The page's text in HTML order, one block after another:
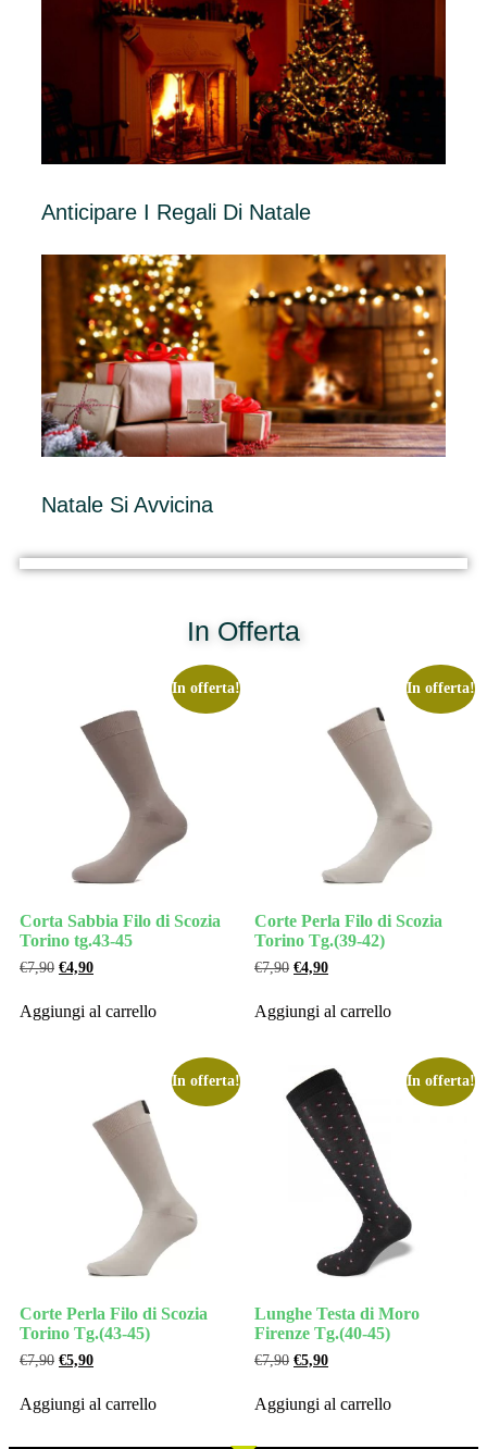
Anticipare I Regali Di Natale
Natale Si Avvicina
In Offerta
In offerta!
Corta Sabbia Filo di Scozia
Torino tg.43-45
€7,90 €4,90
Aggiungi al carrello
In offerta!
Corte Perla Filo di Scozia
Torino Tg.(39-42)
€7,90 €4,90
Aggiungi al carrello
In offerta!
Corte Perla Filo di Scozia
Torino Tg.(43-45)
€7,90 €5,90
Aggiungi al carrello
In offerta!
Lunghe Testa di Moro
Firenze Tg.(40-45)
€7,90 €5,90
Aggiungi al carrello